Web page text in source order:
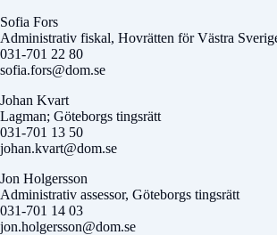
Sofia Fors
Administrativ fiskal, Hovrätten för Västra
031-701 22 80
sofia.fors@dom.se
Johan Kvart
Lagman; Göteborgs tingsrätt
031-701 13 50
johan.kvart@dom.se
Jon Holgersson
Administrativ assessor, Göteborgs tingsrätt
031-701 14 03
jon.holgersson@dom.se